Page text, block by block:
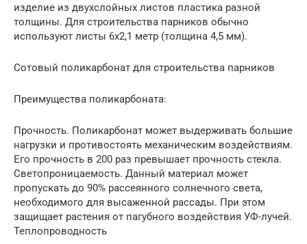
изделие из двухслойных листов пластика разной
толщины. Для строительства парников обычно
используют листы 6х2,1 метр (толщина 4,5 мм).
Сотовый поликарбонат для строительства парников
Преимущества поликарбоната:
Прочность. Поликарбонат может выдерживать большие
нагрузки и противостоять механическим воздействиям.
Его прочность в 200 раз превышает прочность стекла.
Светопроницаемость. Данный материал может
пропускать до 90% рассеянного солнечного света,
необходимого для высаженной рассады. При этом
защищает растения от пагубного воздействия УФ-лучей.
Теплопроводность